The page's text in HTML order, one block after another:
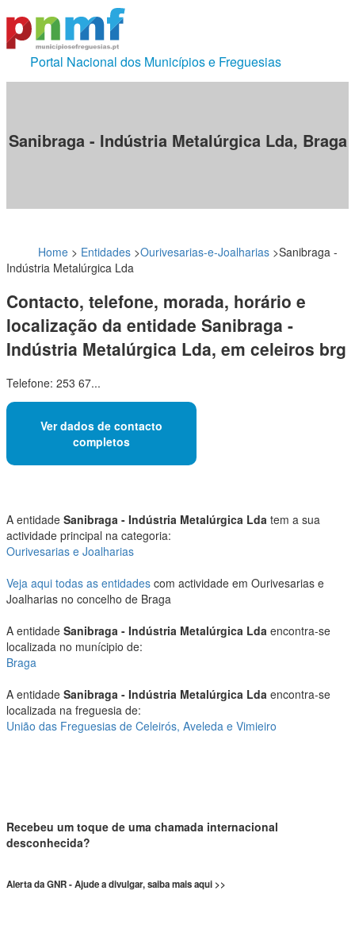
Portal Nacional dos Municípios e Freguesias
Sanibraga - Indústria Metalúrgica Lda, Braga
Home > Entidades >Ourivesarias-e-Joalharias >Sanibraga -
Indústria Metalúrgica Lda
Contacto, telefone, morada, horário e
localização da entidade Sanibraga -
Indústria Metalúrgica Lda, em celeiros brg
Telefone: 253 67...
Ver dados de contacto
completos
A entidade Sanibraga - Indústria Metalúrgica Lda tem a sua
actividade principal na categoria:
Ourivesarias e Joalharias
Veja aqui todas as entidades com actividade em Ourivesarias e
Joalharias no concelho de Braga
A entidade Sanibraga - Indústria Metalúrgica Lda encontra-se
localizada no munícipio de:
Braga
A entidade Sanibraga - Indústria Metalúrgica Lda encontra-se
localizada na freguesia de:
União das Freguesias de Celeirós, Aveleda e Vimieiro
Recebeu um toque de uma chamada internacional
desconhecida?
Alerta da GNR - Ajude a divulgar, saiba mais aqui >>